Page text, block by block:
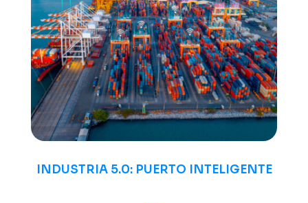
INDUSTRIA 5.0: PUERTO INTELIGENTE